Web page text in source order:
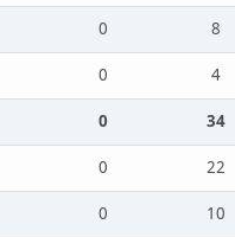
0
8
0
4
0
34
0
22
0
10